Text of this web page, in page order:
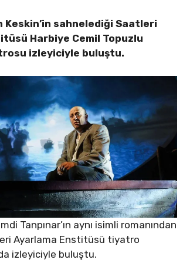
Keskin’in sahnelediği Saatleri
Harbiye Cemil Topuzlu
izleyiciyle buluştu.
Tanpınar’ın aynı isimli romanından
Ayarlama Enstitüsü tiyatro
izleyiciyle buluştu.